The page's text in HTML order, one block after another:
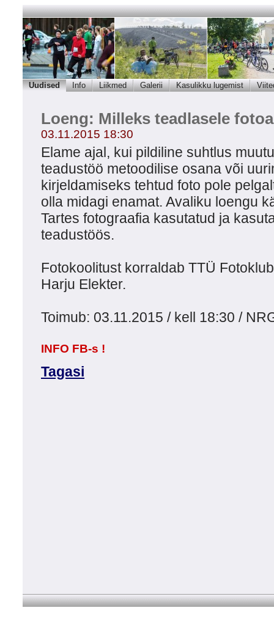
Uudised Info Liikmed Galerii Kasulikku lugemist
Loeng: Milleks teadlasele
03.11.2015 18:30
Elame ajal, kui pildiline suhtlus
teadustöö metoodilise osana või
kirjeldamiseks tehtud foto pole
olla midagi enamat. Avaliku loengu
Tartes fotograafia kasutatud ja
teadustöös.
Fotokoolitust korraldab TTÜ
Harju Elekter.
Toimub: 03.11.2015 / kell 18:30 /
INFO FB-s !
Tagasi